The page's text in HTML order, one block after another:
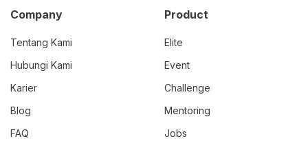
Company
Tentang Kami
Hubungi Kami
Karier
Blog
FAQ
Product
Elite
Event
Challenge
Mentoring
Jobs